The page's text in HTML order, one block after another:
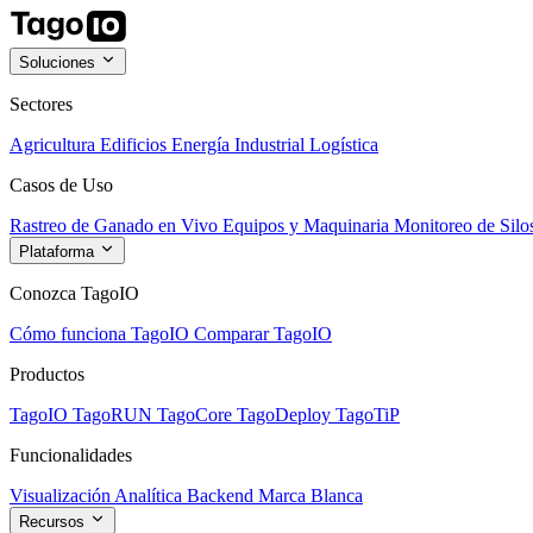
Soluciones
Sectores
Agricultura Edificios Energía Industrial Logística
Casos de Uso
Rastreo de Ganado en Vivo Equipos y Maquinaria Monitoreo de
Plataforma
Conozca TagoIO
Cómo funciona TagoIO Comparar TagoIO
Productos
TagoIO TagoRUN TagoCore TagoDeploy TagoTiP
Funcionalidades
Visualización Analítica Backend Marca Blanca
Recursos